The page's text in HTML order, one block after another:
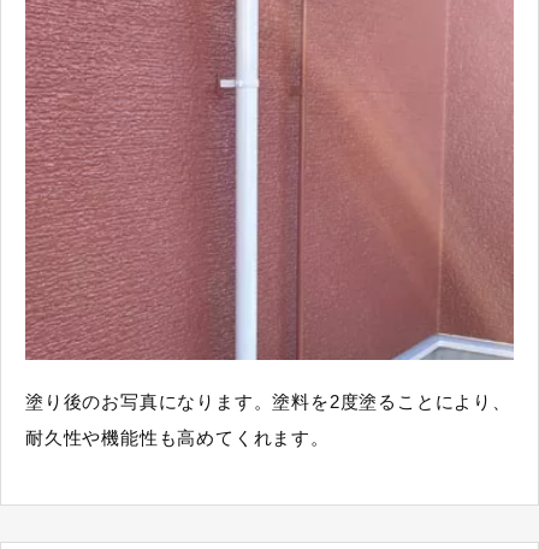
塗り後のお写真になります。塗料を2度塗ることにより、
耐久性や機能性も高めてくれます。